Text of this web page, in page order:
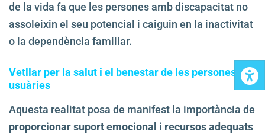
de la vida fa que les persones amb discapacitat no
assoleixin el seu potencial i caiguin en la inactivitat
o la dependència familiar.
Vetllar per la salut i el benestar de les persones
usuàries
Aquesta realitat posa de manifest la importància de
proporcionar suport emocional i recursos adequats